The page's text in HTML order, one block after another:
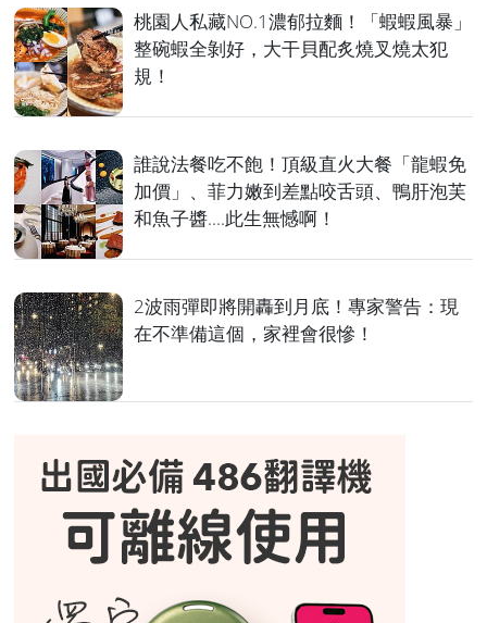
桃園人私藏NO.1濃郁拉麵！「蝦蝦風暴」
整碗蝦全剝好，大干貝配炙燒叉燒太犯
規！
誰說法餐吃不飽！頂級直火大餐「龍蝦免
加價」、菲力嫩到差點咬舌頭、鴨肝泡芙
和魚子醬....此生無憾啊！
2波雨彈即將開轟到月底！專家警告：現
在不準備這個，家裡會很慘！